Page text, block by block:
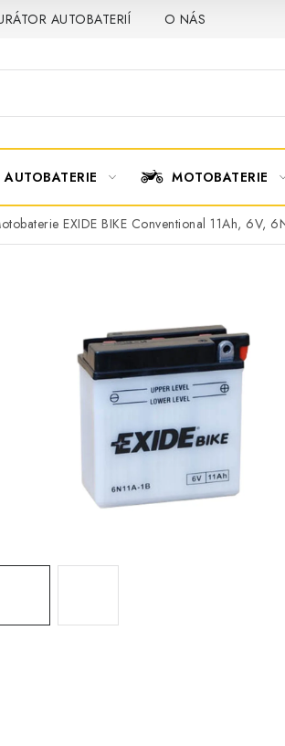
AUTOBATERIÍ O NÁS
AUTOBATERIE MOTOBATERIE
EXIDE BIKE Conventional 11Ah, 6V,